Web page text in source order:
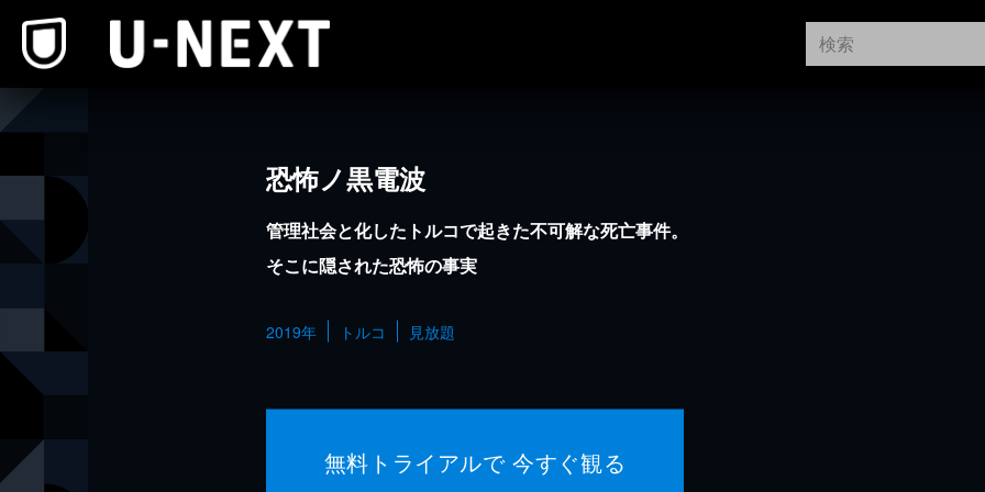
恐怖ノ黒電波
管理社会と化したトルコで起きた不可解な死亡事件。
そこに隠された恐怖の事実
2019年 トルコ 見放題
無料トライアルで 今すぐ観る